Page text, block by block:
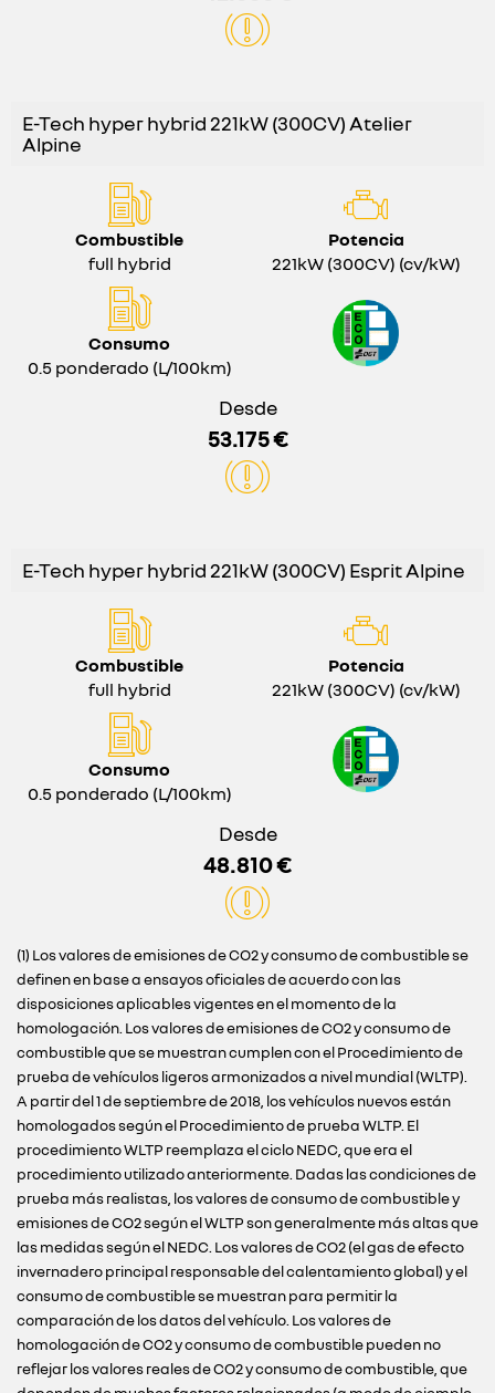
E-Tech hyper hybrid 221kW (300CV) Atelier
Alpine
Combustible
full hybrid
Potencia
221kW (300CV) (cv/kW)
Consumo
0.5 ponderado (L/100km)
Desde
53.175 €
E-Tech hyper hybrid 221kW (300CV) Esprit Alpine
Combustible
full hybrid
Potencia
221kW (300CV) (cv/kW)
Consumo
0.5 ponderado (L/100km)
Desde
48.810 €
(1) Los valores de emisiones de CO2 y consumo de combustible se
definen en base a ensayos oficiales de acuerdo con las
disposiciones aplicables vigentes en el momento de la
homologación. Los valores de emisiones de CO2 y consumo de
combustible que se muestran cumplen con el Procedimiento de
prueba de vehículos ligeros armonizados a nivel mundial (WLTP).
A partir del 1 de septiembre de 2018, los vehículos nuevos están
homologados según el Procedimiento de prueba WLTP. El
procedimiento WLTP reemplaza el ciclo NEDC, que era el
procedimiento utilizado anteriormente. Dadas las condiciones de
prueba más realistas, los valores de consumo de combustible y
emisiones de CO2 según el WLTP son generalmente más altas que
las medidas según el NEDC. Los valores de CO2 (el gas de efecto
invernadero principal responsable del calentamiento global) y el
consumo de combustible se muestran para permitir la
comparación de los datos del vehículo. Los valores de
homologación de CO2 y consumo de combustible pueden no
reflejar los valores reales de CO2 y consumo de combustible, que